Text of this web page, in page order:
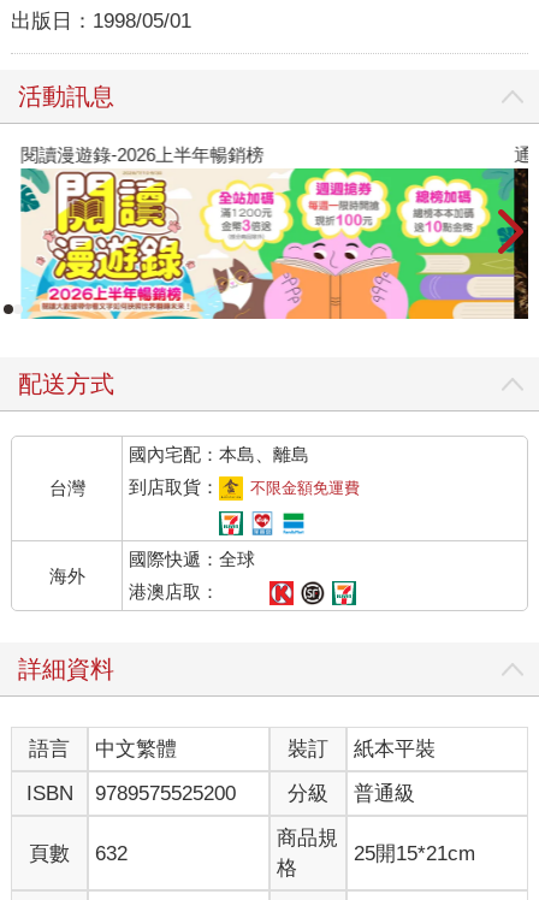
出版日： 1998/05/01
活動訊息
閱讀漫遊錄-2026上半年暢銷榜 通
配送方式
台灣
國內宅配：本島、離島
到店取貨：
不限金額免運費
海外
國際快遞：全球
港澳店取：
詳細資料
語言 中文繁體 裝訂
紙本平裝
ISBN
9789575525200 分級 普通級
頁數 632
商品規
格
25開15*21cm